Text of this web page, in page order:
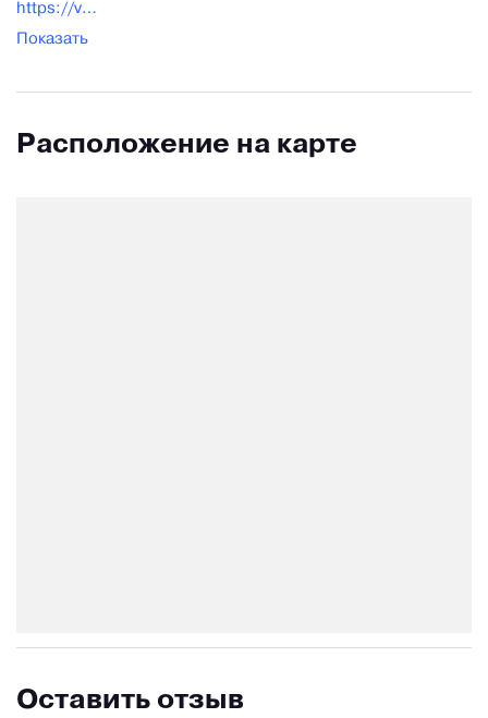
https://vetbot.ru/
Показать
Расположение на карте
Оставить отзыв